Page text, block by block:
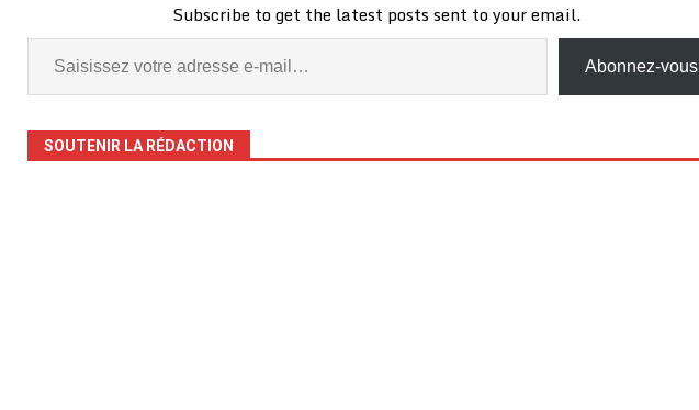
Subscribe to get the latest posts sent to your email.
Abonnez-vous
SOUTENIR LA RÉDACTION